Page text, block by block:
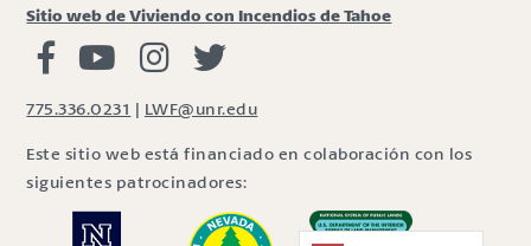
Sitio web de Viviendo con Incendios de Tahoe
Viviendo con Incendios Facebook
Vivir con fuego Youtube
Vivir con fuego Instagram
775.336.0231 | LWF@unr.edu
Este sitio web está financiado en colaboración con los
siguientes patrocinadores: